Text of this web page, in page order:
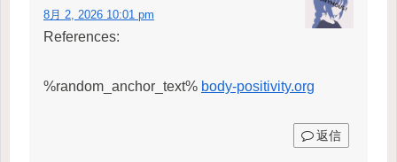
8月 2, 2026 10:01 pm
References:
%random_anchor_text% body-positivity.org
返信